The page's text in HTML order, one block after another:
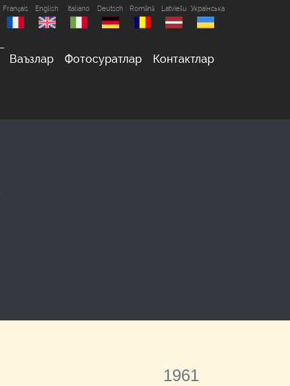
Français English Italiano Deutsch Română Latviešu Українська
Ваъзлар Фотосуратлар Контактлар
1961